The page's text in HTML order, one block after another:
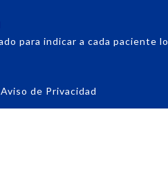
para indicar a cada paciente
Aviso de Privacidad